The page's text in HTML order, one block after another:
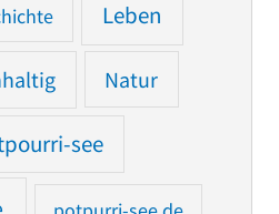
Leben
Natur
see